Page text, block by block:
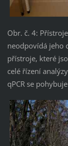
Obr. č. 4:
neodpovídá jeho
přístroje, které
celé řízení
qPCR se